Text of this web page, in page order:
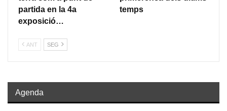
partida en la 4a
exposició…
temps
ANT SEG
Agenda